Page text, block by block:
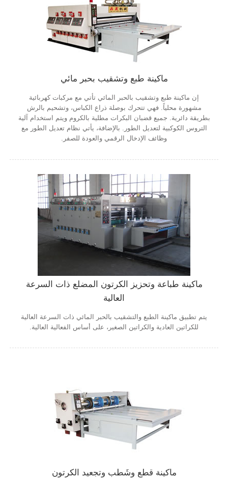
ماكينة طبع وتشقيب بحبر مائي
إن ماكينة طبع وتشقيب بالحبر المائي تأتي مع مركبات كهربائية
مشهورة محلياً. فهي تتحرك بوصلة ذراع الكباس، وتشحيم بالرش
بطريقة دائرية. جميع قضبان البكرات مطلية بالكروم ويتم استخدام آلية
التروس الكوكبية لتعديل الطور. بالإضافة، يأتي نظام تعديل الطور مع
وظائف الإدخال الرقمي والعودة للصفر.
ماكينة طباعة وتحزيز الكرتون المضلع ذات السرعة
العالية
يتم تطبيق ماكينة الطبع والتشقيب بالحبر المائي ذات السرعة العالية
للكراتين العادية والكراتين الصغير، على أساس الفعالية العالية.
ماكينة قطع وشَطب وتجعيد الكرتون